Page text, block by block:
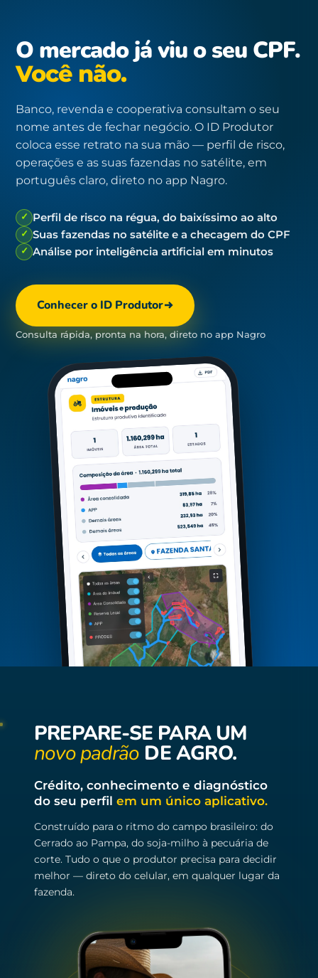
O mercado já viu o seu CPF.
Você não.
Banco, revenda e cooperativa consultam o seu
nome antes de fechar negócio. O ID Produtor
coloca esse retrato na sua mão — perfil de risco,
operações e as suas fazendas no satélite, em
português claro, direto no app Nagro.
✓ Perfil de risco na régua, do baixíssimo ao alto
✓ Suas fazendas no satélite e a checagem do CPF
✓ Análise por inteligência artificial em minutos
Conhecer o ID Produtor
Consulta rápida, pronta na hora, direto no app Nagro
PREPARE-SE PARA UM
novo padrão DE AGRO.
Crédito, conhecimento e diagnóstico
do seu perfil em um único aplicativo.
Construído para o ritmo do campo brasileiro: do
Cerrado ao Pampa, do soja-milho à pecuária de
corte. Tudo o que o produtor precisa para decidir
melhor — direto do celular, em qualquer lugar da
fazenda.